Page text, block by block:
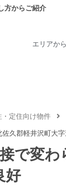
方からご紹介
エリアか
定住向け物件
佐久郡軽井沢町大
接で変
好